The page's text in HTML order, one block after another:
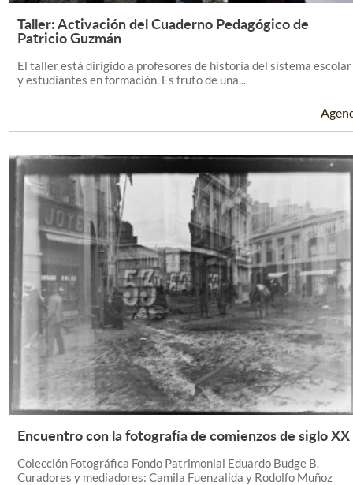
Leer Más +
Taller: Activación del Cuaderno Pedagógico de
Patricio Guzmán
El taller está dirigido a profesores de historia del sistema escolar
y estudiantes en formación. Es fruto de una...
Leer Más +
Encuentro con la fotografía de comienzos de siglo XX
Colección Fotográfica Fondo Patrimonial Eduardo Budge B.
Curadores y mediadores: Camila Fuenzalida y Rodolfo Muñoz